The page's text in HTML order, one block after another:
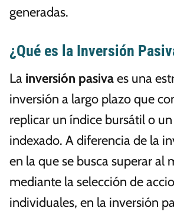
generadas.
¿Qué es la Inversión
La inversión pasivaes una
inversión a largo plazo que
replicar un índice bursátil o
indexado. A diferencia de la
en la que se busca superar al
mediante la selección de
individuales, en la inversión